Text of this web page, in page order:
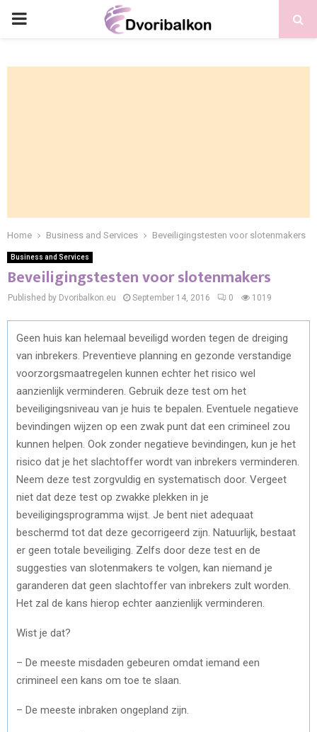
PRIMARY
Home Business and Services Beveiligingstesten voor slotenmakers
Business and Services
Beveiligingstesten voor slotenmakers
Published by Dvoribalkon.eu September 14, 2016 0 1019
Geen huis kan helemaal beveiligd worden tegen de dreiging
van inbrekers. Preventieve planning en gezonde verstandige
voorzorgsmaatregelen kunnen echter het risico wel
aanzienlijk verminderen. Gebruik deze test om het
beveiligingsniveau van je huis te bepalen. Eventuele negatieve
bevindingen wijzen op een zwak punt dat een crimineel zou
kunnen helpen. Ook zonder negatieve bevindingen, kun je het
risico dat je het slachtoffer wordt van inbrekers verminderen.
Neem deze test zorgvuldig en systematisch door. Vergeet
niet dat deze test op zwakke plekken in je
beveiligingsprogramma wijst. Je bent niet adequaat
beschermd tot dat deze gecorrigeerd zijn. Natuurlijk, bestaat
er geen totale beveiliging. Zelfs door deze test en de
suggesties van slotenmakers te volgen, kan niemand je
garanderen dat geen slachtoffer van inbrekers zult worden.
Het zal de kans hierop echter aanzienlijk verminderen.
Wist je dat?
– De meeste misdaden gebeuren omdat iemand een
crimineel een kans om toe te slaan.
– De meeste inbraken ongepland zijn.